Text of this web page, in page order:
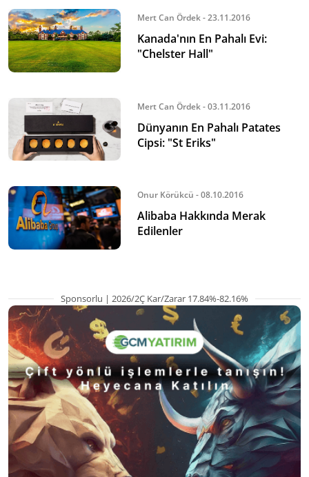
Mert Can Ördek - 23.11.2016
Kanada'nın En Pahalı Evi:
"Chelster Hall"
Mert Can Ördek - 03.11.2016
Dünyanın En Pahalı Patates
Cipsi: "St Eriks"
Onur Körükcü - 08.10.2016
Alibaba Hakkında Merak
Edilenler
Sponsorlu | 2026/2Ç Kar/Zarar 17.84%-82.16%